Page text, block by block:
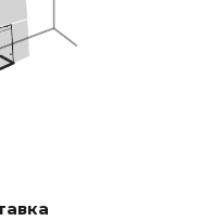
підтримки за
OTA.